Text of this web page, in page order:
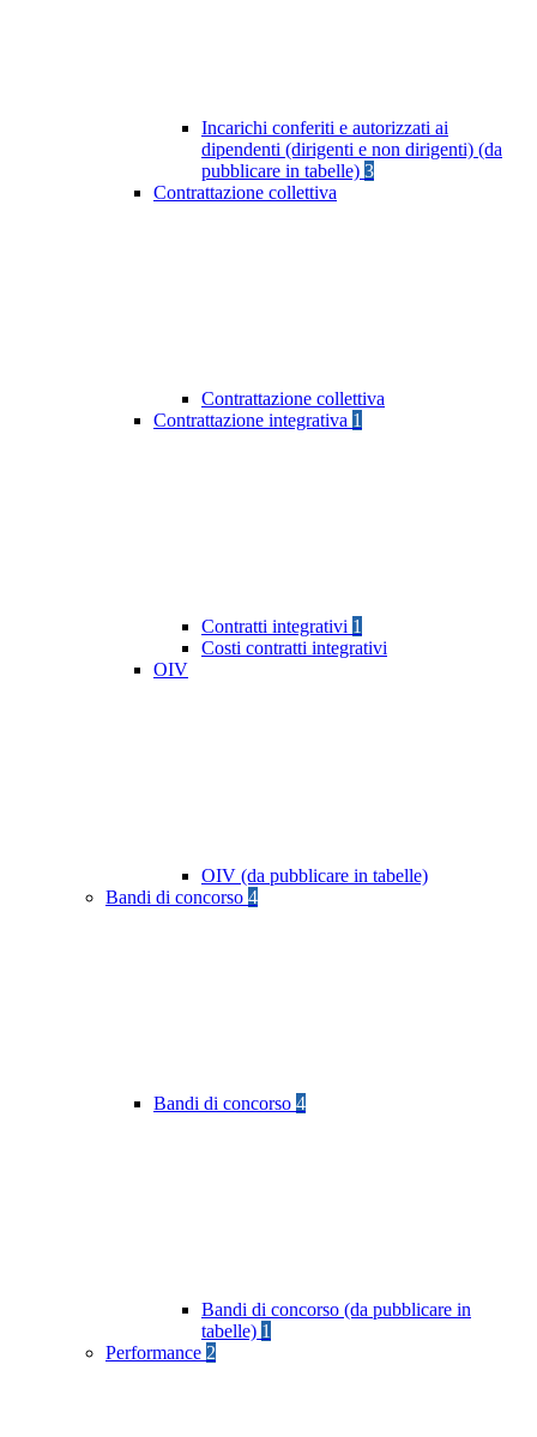
Incarichi conferiti e autorizzati ai
dipendenti (dirigenti e non dirigenti) (da
pubblicare in tabelle) 3
Contrattazione collettiva
Contrattazione collettiva
Contrattazione integrativa 1
Contratti integrativi 1
Costi contratti integrativi
OIV
OIV (da pubblicare in tabelle)
Bandi di concorso 4
Bandi di concorso 4
Bandi di concorso (da pubblicare in
tabelle) 1
Performance 2